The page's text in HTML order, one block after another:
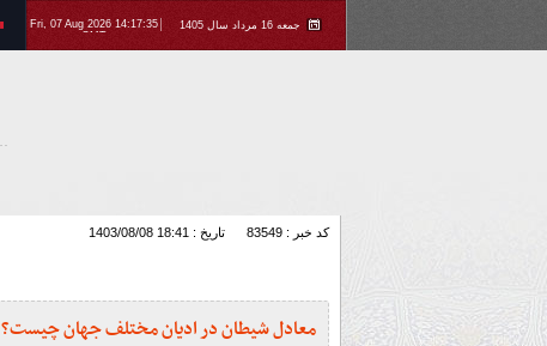
جمعه 16 مرداد سال 1405
Fri, 07 Aug 2026 14:17:35
GMT
کد خبر : 83549 تاریخ : 1403/08/08 18:41
معادل شیطان در ادیان مختلف جهان چیست؟